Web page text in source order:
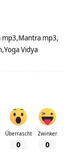
mp3 Mantra mp3
Yoga Vidya
Überrascht
0
Zwinker
0